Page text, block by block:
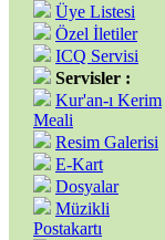
Üye Listesi
Özel İletiler
ICQ Servisi
Servisler :
Kur'an-ı Kerim
Meali
Resim Galerisi
E-Kart
Dosyalar
Müzikli
Postakartı